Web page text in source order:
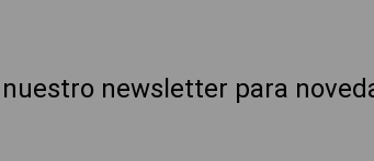
newsletter para